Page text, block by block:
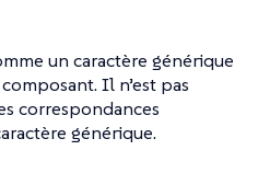
un caractère générique
Il n’est pas
correspondances
générique.